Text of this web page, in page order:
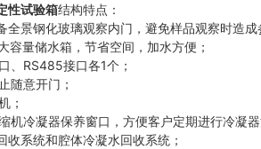
性试验箱结构特点：
全景钢化玻璃观察内门，避免样品观察时造成
容量储水箱，节省空间，加水方便；
、RS485接口各1个；
随意开门；
；
机冷凝器保养窗口，方便客户定期进行冷凝器
收系统和腔体冷凝水回收系统；